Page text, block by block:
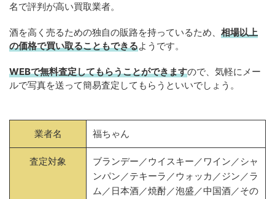
名で評判が高い買取業者。
酒を高く売るための独自の販路を持っているため、 相場以上
の価格で買い取ることもできるようです。
WEBで無料査定してもらうことができますので、気軽にメー
ルで写真を送って簡易査定してもらうといいでしょう。
業者名 福ちゃん
査定対象
ブランデー／ウイスキー／ワイン／シャ
ンパン／テキーラ／ウォッカ／ジン／ラ
ム／日本酒／焼酎／泡盛／中国酒／その